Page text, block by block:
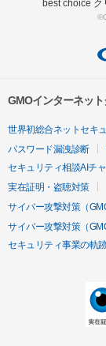
best choice ク
GMOインターネッ
世界初総合ネットセキ
パスワード漏洩診断
セキュリティ相談AIチ
実在証明・盗聴対策
サイバー攻撃対策（
サイバー攻撃対策（
セキュリティ事業の軌